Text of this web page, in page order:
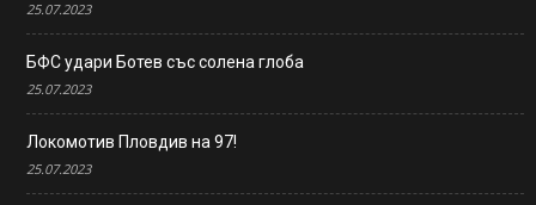
25.07.2023
БФС удари Ботев със солена глоба
25.07.2023
Локомотив Пловдив на 97!
25.07.2023